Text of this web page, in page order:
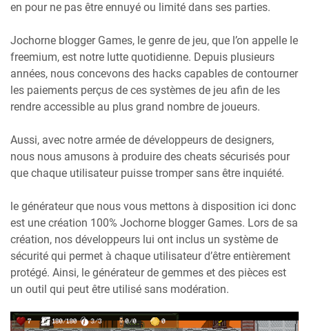
en pour ne pas être ennuyé ou limité dans ses parties.
Jochorne blogger Games, le genre de jeu, que l’on appelle le
freemium, est notre lutte quotidienne. Depuis plusieurs
années, nous concevons des hacks capables de contourner
les paiements perçus de ces systèmes de jeu afin de les
rendre accessible au plus grand nombre de joueurs.
Aussi, avec notre armée de développeurs de designers,
nous nous amusons à produire des cheats sécurisés pour
que chaque utilisateur puisse tromper sans être inquiété.
le générateur que nous vous mettons à disposition ici donc
est une création 100% Jochorne blogger Games. Lors de sa
création, nos développeurs lui ont inclus un système de
sécurité qui permet à chaque utilisateur d’être entièrement
protégé. Ainsi, le générateur de gemmes et des pièces est
un outil qui peut être utilisé sans modération.